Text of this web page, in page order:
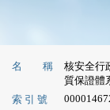
名 稱
核安全行
質保證體
索 引 號